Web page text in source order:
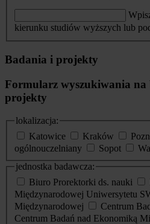
kierunku studiów wyższych lub
Badania i projekty
Formularz wyszukiwania na
projekty
lokalizacja:
Katowice
Kraków
ogólnouczelniany
Sopot
jednostka badawcza:
Biuro Prorektorki ds. nauki
Międzynarodowej Uniwersytetu
Międzynarodowej
Centrum
Centrum Badań nad Ekonomiką